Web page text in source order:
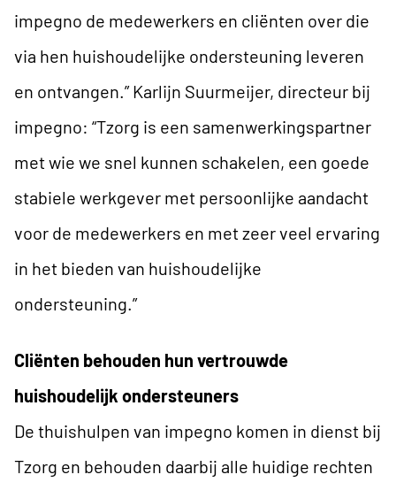
impegno de medewerkers en cliënten over die
via hen huishoudelijke ondersteuning leveren
en ontvangen.” Karlijn Suurmeijer, directeur bij
impegno: “Tzorg is een samenwerkingspartner
met wie we snel kunnen schakelen, een goede
stabiele werkgever met persoonlijke aandacht
voor de medewerkers en met zeer veel ervaring
in het bieden van huishoudelijke
ondersteuning.”
Cliënten behouden hun vertrouwde
huishoudelijk ondersteuners
De thuishulpen van impegno komen in dienst bij
Tzorg en behouden daarbij alle huidige rechten